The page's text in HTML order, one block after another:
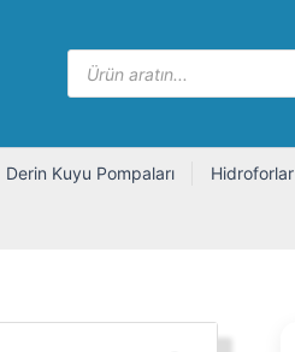
search
Derin Kuyu Pompaları Hidroforlar